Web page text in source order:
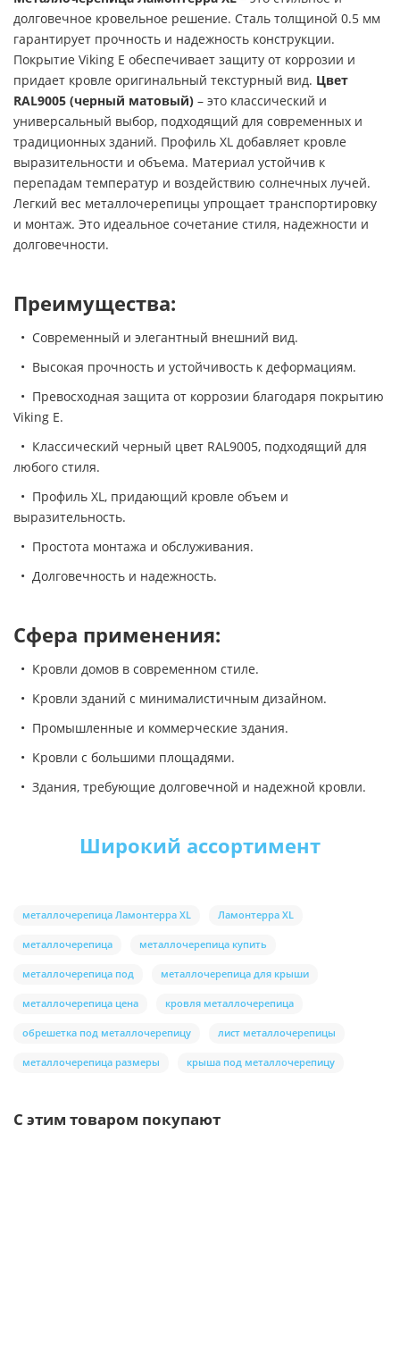
долговечное кровельное решение. Сталь толщиной 0.5 мм
гарантирует прочность и надежность конструкции.
Покрытие Viking E обеспечивает защиту от коррозии и
придает кровле оригинальный текстурный вид. Цвет
RAL9005 (черный матовый) – это классический и
универсальный выбор, подходящий для современных и
традиционных зданий. Профиль XL добавляет кровле
выразительности и объема. Материал устойчив к
перепадам температур и воздействию солнечных лучей.
Легкий вес металлочерепицы упрощает транспортировку
и монтаж. Это идеальное сочетание стиля, надежности и
долговечности.
Преимущества:
• Современный и элегантный внешний вид.
• Высокая прочность и устойчивость к деформациям.
• Превосходная защита от коррозии благодаря покрытию
Viking E.
• Классический черный цвет RAL9005, подходящий для
любого стиля.
• Профиль XL, придающий кровле объем и
выразительность.
• Простота монтажа и обслуживания.
• Долговечность и надежность.
Сфера применения:
• Кровли домов в современном стиле.
• Кровли зданий с минималистичным дизайном.
• Промышленные и коммерческие здания.
• Кровли с большими площадями.
• Здания, требующие долговечной и надежной кровли.
Широкий ассортимент
металлочерепица Ламонтерра XL Ламонтерра XL
металлочерепица металлочерепица купить
металлочерепица под металлочерепица для крыши
металлочерепица цена кровля металлочерепица
обрешетка под металлочерепицу лист металлочерепицы
металлочерепица размеры крыша под металлочерепицу
С этим товаром покупают